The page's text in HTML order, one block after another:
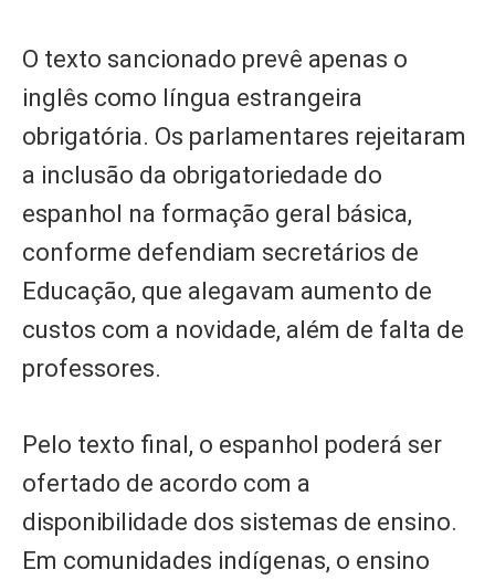
O texto sancionado prevê apenas o
inglês como língua estrangeira
obrigatória. Os parlamentares rejeitaram
a inclusão da obrigatoriedade do
espanhol na formação geral básica,
conforme defendiam secretários de
Educação, que alegavam aumento de
custos com a novidade, além de falta de
professores.
Pelo texto final, o espanhol poderá ser
ofertado de acordo com a
disponibilidade dos sistemas de ensino.
Em comunidades indígenas, o ensino